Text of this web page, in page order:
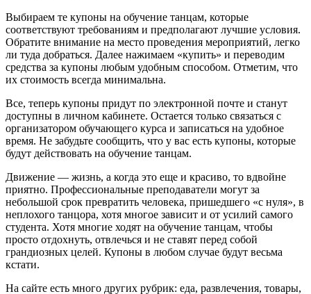
Выбираем те купоны на обучение танцам, которые
соответствуют требованиям и предполагают лучшие условия.
Обратите внимание на место проведения мероприятий, легко
ли туда добраться. Далее нажимаем «купить» и переводим
средства за купоны любым удобным способом. Отметим, что
их стоимость всегда минимальна.
Все, теперь купоны придут по электронной почте и станут
доступны в личном кабинете. Остается только связаться с
организатором обучающего курса и записаться на удобное
время. Не забудьте сообщить, что у вас есть купоны, которые
будут действовать на обучение танцам.
Движение — жизнь, а когда это еще и красиво, то вдвойне
приятно. Профессиональные преподаватели могут за
небольшой срок превратить человека, пришедшего «с нуля», в
неплохого танцора, хотя многое зависит и от усилий самого
студента. Хотя многие ходят на обучение танцам, чтобы
просто отдохнуть, отвлечься и не ставят перед собой
грандиозных целей. Купоны в любом случае будут весьма
кстати.
На сайте есть много других рубрик: еда, развлечения, товары,